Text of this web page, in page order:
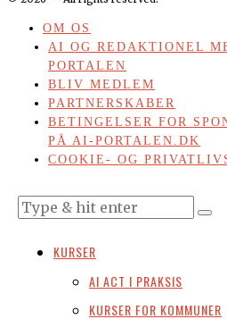
OM OS
AI OG REDAKTIONEL
PORTALEN
BLIV MEDLEM
PARTNERSKABER
BETINGELSER FOR
PÅ AI-PORTALEN.DK
COOKIE- OG
KURSER
AI ACT I PRAKSIS
KURSER FOR KOMMUNER